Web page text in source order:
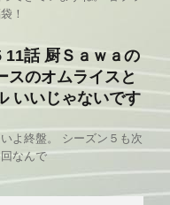
！
11話 厨Ｓａｗａの
スのオムライスと
いいじゃないです
よ終盤。 シーズン５も次
なんで